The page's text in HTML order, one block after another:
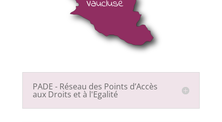
PADE - Réseau des Points d’Accès
aux Droits et à l'Egalité